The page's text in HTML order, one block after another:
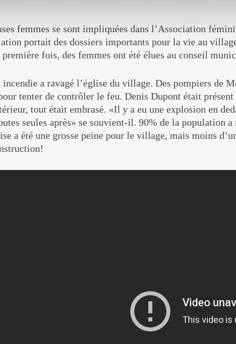
femmes se sont impliquées dans l’Association
portait des dossiers importants pour la vie au
fois, des femmes ont été élues au conseil
incendie a ravagé l’église du village. Des pompiers de
tenter de contrôler le feu. Denis Dupont était
tout était embrasé. «Il y a eu une explosion en
seules après» se souvient-il. 90% de la population
a été une grosse peine pour le village, mais moins